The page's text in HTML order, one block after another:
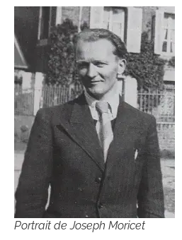
Portrait de Joseph Moricet